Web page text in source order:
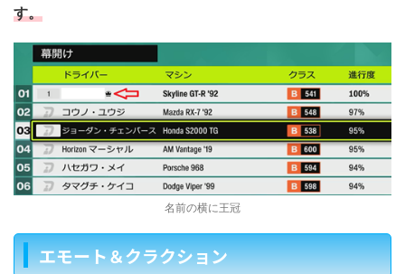
す。
名前の横に王冠
エモート＆クラクション